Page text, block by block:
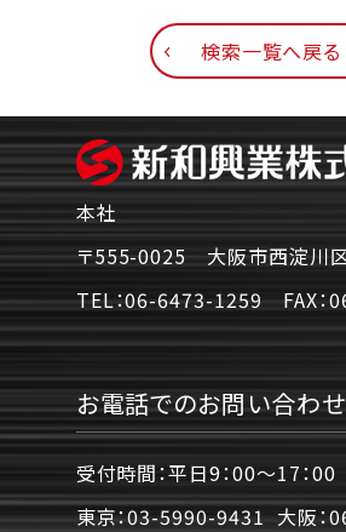
検索一覧へ戻る
本社
〒555-0025 大阪市西淀川
TEL：06-6473-1259 FAX：
お電話でのお問い合わせ
受付時間：平日9：00〜17：00
東京：03-5990-9431 大阪：